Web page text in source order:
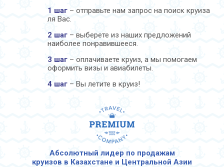
1 шаг – отправьте нам запрос на поиск круиза
ля Вас.
2 шаг – выберете из наших предложений
наиболее понравившееся.
3 шаг – оплачиваете круиз, а мы помогаем
оформить визы и авиабилеты.
4 шаг – Вы летите в круиз!
Абсолютный лидер по продажам
круизов в Казахстане и Центральной Азии